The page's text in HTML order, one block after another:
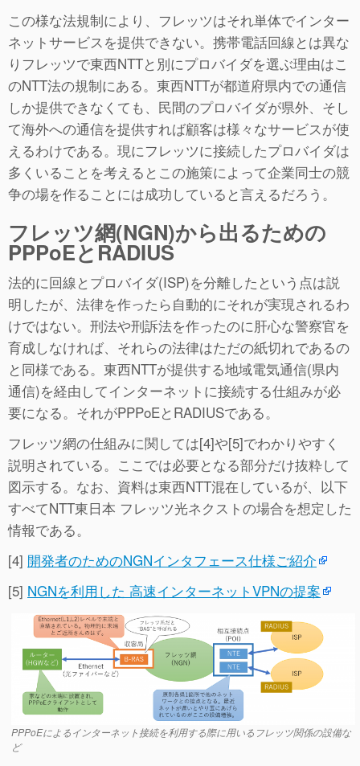
この様な法規制により、フレッツはそれ単体でインター
ネットサービスを提供できない。携帯電話回線とは異な
りフレッツで東西NTTと別にプロバイダを選ぶ理由はこ
のNTT法の規制にある。東西NTTが都道府県内での通信
しか提供できなくても、民間のプロバイダが県外、そし
て海外への通信を提供すれば顧客は様々なサービスが使
えるわけである。現にフレッツに接続したプロバイダは
多くいることを考えるとこの施策によって企業同士の競
争の場を作ることには成功していると言えるだろう。
フレッツ網(NGN)から出るための
PPPoEとRADIUS
法的に回線とプロバイダ(ISP)を分離したという点は説
明したが、法律を作ったら自動的にそれが実現されるわ
けではない。刑法や刑訴法を作ったのに肝心な警察官を
育成しなければ、それらの法律はただの紙切れであるの
と同様である。東西NTTが提供する地域電気通信(県内
通信)を経由してインターネットに接続する仕組みが必
要になる。それがPPPoEとRADIUSである。
フレッツ網の仕組みに関しては[4]や[5]でわかりやすく
説明されている。ここでは必要となる部分だけ抜粋して
図示する。なお、資料は東西NTT混在しているが、以下
すべてNTT東日本 フレッツ光ネクストの場合を想定した
情報である。
[4] 開発者のためのNGNインタフェース仕様ご紹介
[5] NGNを利用した 高速インターネットVPNの提案
PPPoEによるインターネット接続を利用する際に用いるフレッツ関係の設備な
ど